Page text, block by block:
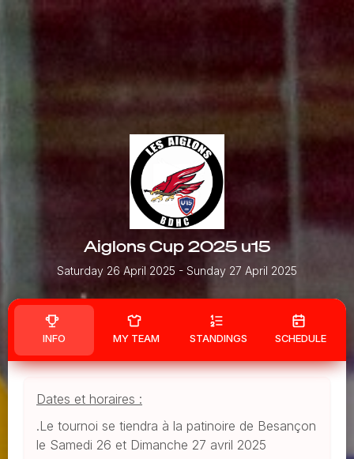
Aiglons Cup 2025 u15
Saturday 26 April 2025 - Sunday 27 April 2025
INFO MY TEAM STANDINGS SCHEDULE
Dates et horaires :
.Le tournoi se tiendra à la patinoire de Besançon
le Samedi 26 et Dimanche 27 avril 2025